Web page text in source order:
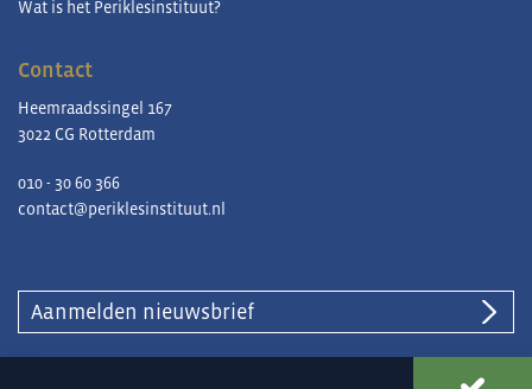
Wat is het Periklesinstituut?
Contact
Heemraadssingel 167
3022 CG Rotterdam
010 - 30 60 366
contact@periklesinstituut.nl
Aanmelden nieuwsbrief